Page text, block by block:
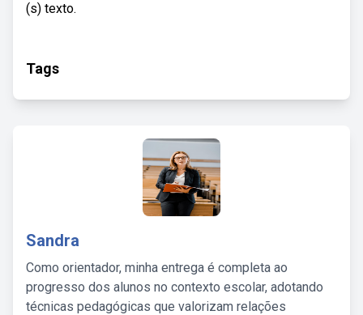
(s) texto.
Tags
Sandra
Como orientador, minha entrega é completa ao
progresso dos alunos no contexto escolar, adotando
técnicas pedagógicas que valorizam relações